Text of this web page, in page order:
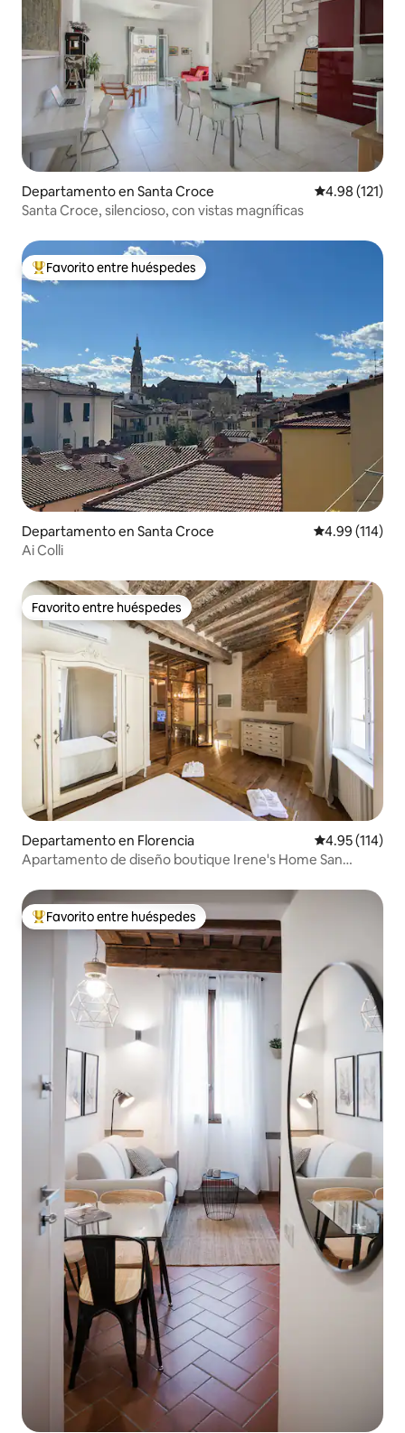
Departamento en Santa Croce Calificación
4.98 (121)
Santa Croce, silencioso, con vistas magníficas
De los mejores en Favorito entre huéspedes
Favorito entre huéspedes
Departamento en Santa Croce Calificación
4.99 (114)
Ai Colli
Favorito entre huéspedes
Favorito entre huéspedes
Departamento en Florencia Calificación
4.95 (114)
Apartamento de diseño boutique Irene's Home San
De los mejores en Favorito entre huéspedes
Favorito entre huéspedes